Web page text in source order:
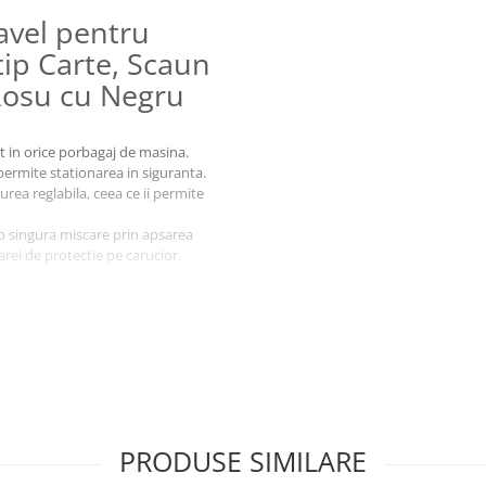
pentru
Carte, Scaun
cu Negru
in orice porbagaj de masina.
stationarea in siguranta.
reglabila, ceea ce ii permite
singura miscare prin apsarea
de protectie pe carucior.
PRODUSE SIMILARE